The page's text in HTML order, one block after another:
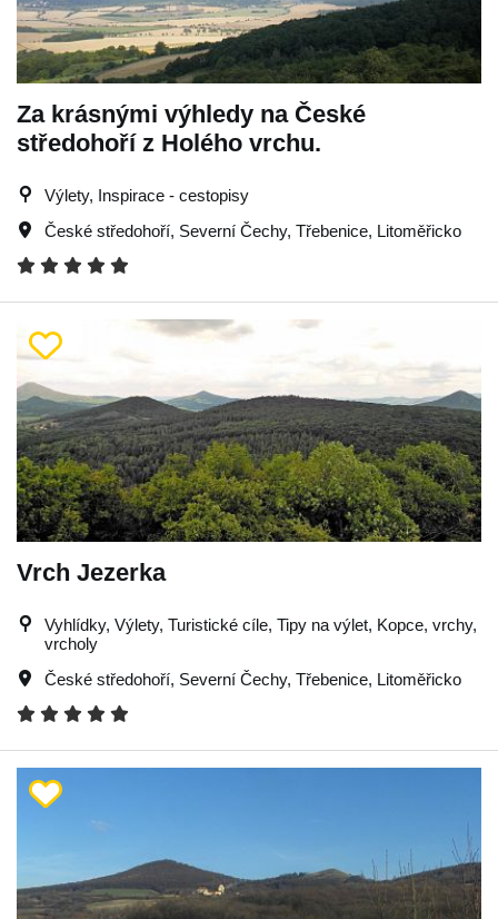
Za krásnými výhledy na České
středohoří z Holého vrchu.
Výlety, Inspirace - cestopisy
České středohoří, Severní Čechy, Třebenice, Litoměřicko
Vrch Jezerka
Vyhlídky, Výlety, Turistické cíle, Tipy na výlet, Kopce, vrchy,
vrcholy
České středohoří, Severní Čechy, Třebenice, Litoměřicko